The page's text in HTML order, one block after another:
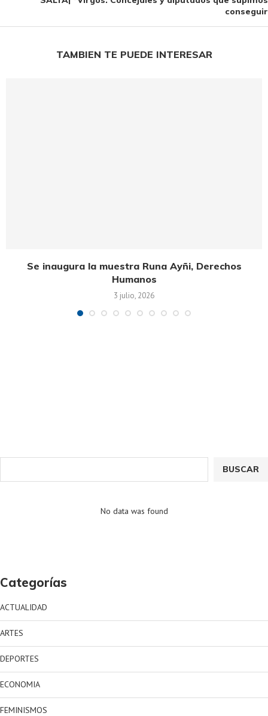
conseguir
TAMBIEN TE PUEDE INTERESAR
Se inaugura la muestra Runa Ayñi, Derechos
Humanos
3 julio, 2026
BUSCAR
No data was found
Categorías
ACTUALIDAD
ARTES
DEPORTES
ECONOMIA
FEMINISMOS